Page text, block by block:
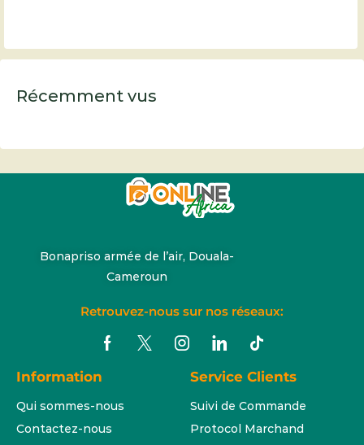
Récemment vus
Bonapriso armée de l’air, Douala-
Cameroun
Retrouvez-nous sur nos réseaux:
Information
Qui sommes-nous
Contactez-nous
Service Clients
Suivi de Commande
Protocol Marchand